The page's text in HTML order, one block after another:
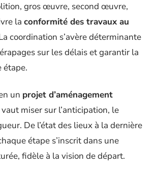
gros œuvre, second œuvre,
la conformité des travaux au
coordination s’avère déterminante
sur les délais et garantir la
étape.
un projet d’aménagement
miser sur l’anticipation, le
De l’état des lieux à la dernière
étape s’inscrit dans une
fidèle à la vision de départ.